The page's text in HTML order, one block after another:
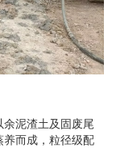
泥渣土及固废尾
养而成，粒径级配